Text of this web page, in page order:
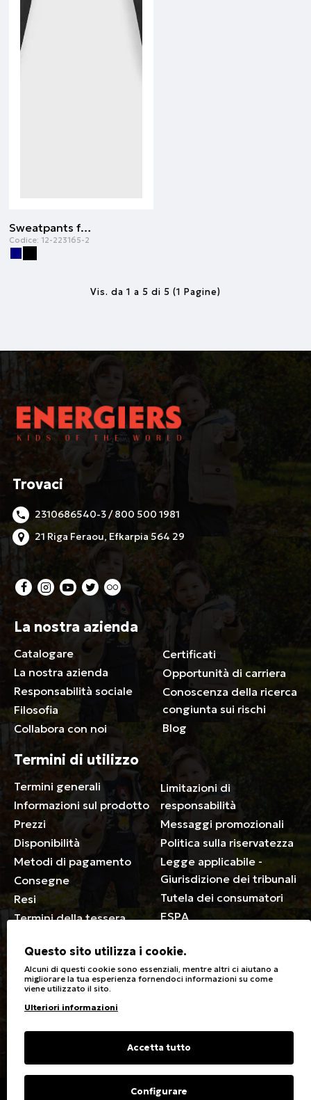
Sweatpants for boys | Nero
Codice: 12-223165-2
Vis. da 1 a 5 di 5 (1 Pagine)
Trovaci
2310686540-3 / 800 500 1981
21 Riga Feraou, Efkarpia 564 29
La nostra azienda
Catalogare
La nostra azienda
Responsabilità sociale
Filosofia
Collabora con noi
Certificati
Opportunità di carriera
Conoscenza della ricerca
congiunta sui rischi
Blog
Termini di utilizzo
Termini generali
Informazioni sul prodotto
Prezzi
Disponibilità
Metodi di pagamento
Consegne
Resi
Termini della tessera
Limitazioni di
responsabilità
Messaggi promozionali
Politica sulla riservatezza
Legge applicabile -
Giurisdizione dei tribunali
Tutela dei consumatori
ESPA
Generale
Negozi
Sconti speciali per disabili
Carte regalo
Guida alle taglie
stiratura
Tipi di tessuto e cura
Contatto
Questo sito utilizza i cookie.
Alcuni di questi cookie sono essenziali, mentre altri ci aiutano a
migliorare la tua esperienza fornendoci informazioni su come
viene utilizzato il sito.
Ulteriori informazioni
Accetta tutto
Configurare